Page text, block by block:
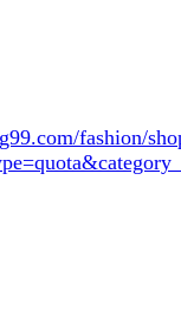
fashion/